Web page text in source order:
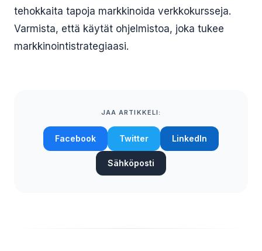
tehokkaita tapoja markkinoida verkkokursseja.
Varmista, että käytät ohjelmistoa, joka tukee
markkinointistrategiaasi.
JAA ARTIKKELI:
Facebook Twitter LinkedIn
Sähköposti